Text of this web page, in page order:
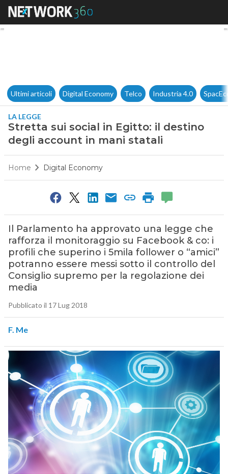
Stretta sui social in Egitto: il
Ultimi articoli Digital Economy Telco Industria 4.0
LA LEGGE
Stretta sui social in Egitto: il destino
degli account in mani statali
Home Digital Economy
Il Parlamento ha approvato una legge che
rafforza il monitoraggio su Facebook & co: i
profili che superino i 5mila follower o “amici”
potranno essere messi sotto il controllo del
Consiglio supremo per la regolazione dei
media
Pubblicato il 17 Lug 2018
F. Me